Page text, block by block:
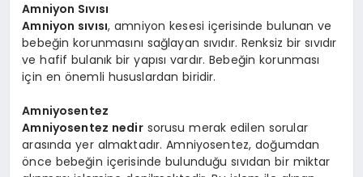
Amniyon Sıvısı
Amniyon sıvısı, amniyon kesesi içerisinde bulunan ve
bebeğin korunmasını sağlayan sıvıdır. Renksiz bir sıvıdır
ve hafif bulanık bir yapısı vardır. Bebeğin korunması
için en önemli hususlardan biridir.
Amniyosentez
Amniyosentez nedirsorusu merak edilen sorular
arasında yer almaktadır. Amniyosentez, doğumdan
önce bebeğin içerisinde bulunduğu sıvıdan bir miktar